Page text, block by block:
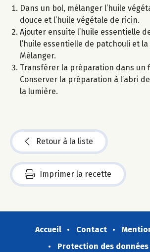
Dans un bol, mélanger l’huile
douce et l’huile végétale de ricin.
Ajouter ensuite l’huile essentielle
l’huile essentielle de patchouli et la
Mélanger.
Transférer la préparation dans un
Conserver la préparation à l’abri
la lumière.
Retour à la liste
Imprimer la recette
Accueil Contact
Protection des données